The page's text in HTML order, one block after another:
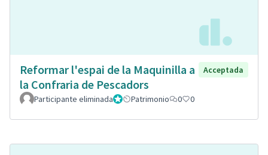
Reformar l'espai de la Maquinilla a
la Confraria de Pescadors
Acceptada
Participante eliminadaAdministrador
Patrimonio 0 0